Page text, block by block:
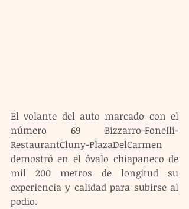
El volante del auto marcado con el
número 69 Bizzarro-Fonelli-
RestaurantCluny-PlazaDelCarmen
demostró en el óvalo chiapaneco de
mil 200 metros de longitud su
experiencia y calidad para subirse al
podio.